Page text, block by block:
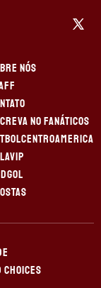
NÓS
NO FANÁTICOS
CHOICES